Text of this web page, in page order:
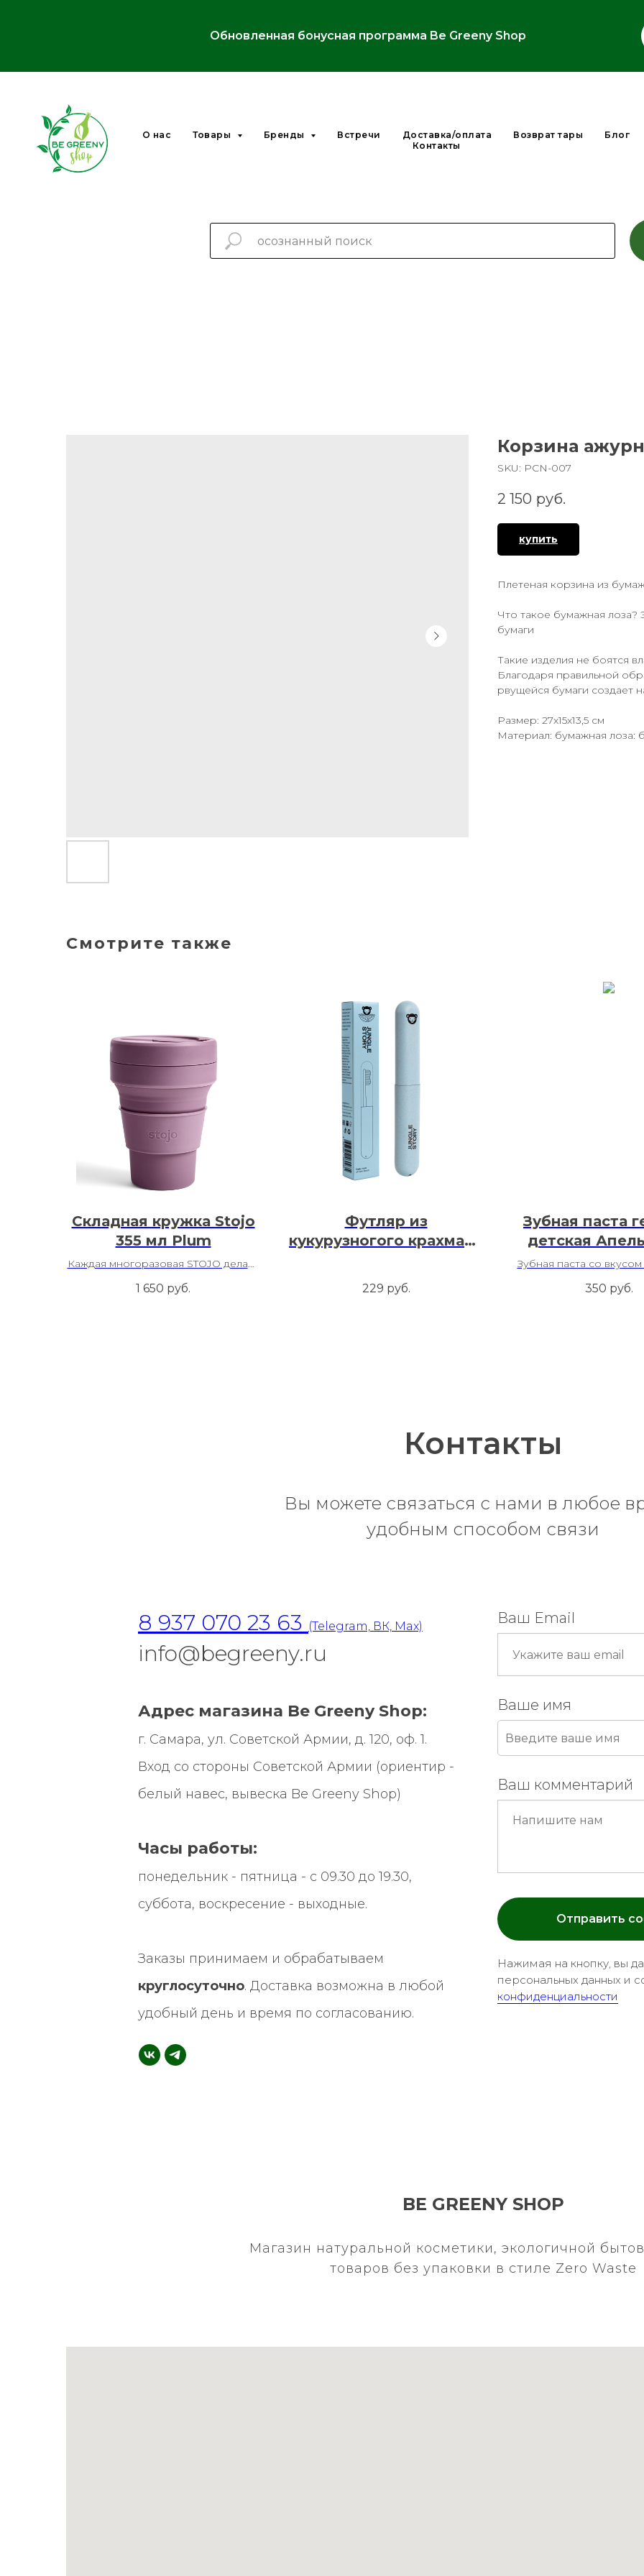
Обновленная бонусная программа Be Greeny Shop
О нас Товары Бренды Встречи Доставка/оплата Возврат тары Блог
Контакты
Корзина
SKU: PCN-007
2 150 руб.
купить
Плетеная корзина из
Что такое бумажная лоза?
бумаги
Такие изделия не боятся
Благодаря правильной
рвущейся бумаги создает
Размер: 27х15х13,5 см
Материал: бумажная лоза:
Смотрите также
Складная кружка Stojo
355 мл Plum
Каждая многоразовая STOJO делает
1 650 руб.
Футляр из
кукурузногого крахмала
229 руб.
Зубная паста
детская
Зубная паста со вкусом
350 руб.
Контакты
Вы можете связаться с нами в любое
удобным способом связи
8 937 070 23 63 (Telegram, ВК, Max)
info@begreeny.ru
Адрес магазина Be Greeny Shop:
г. Самара, ул. Советской Армии, д. 120, оф. 1.
Вход со стороны Советской Армии (ориентир -
белый навес, вывеска Be Greeny Shop)
Часы работы:
понедельник - пятница - с 09.30 до 19.30,
суббота, воскресение - выходные.
Заказы принимаем и обрабатываем
круглосуточно. Доставка возможна в любой
удобный день и время по согласованию.
Ваш Email
Ваше имя
Ваш комментарий
Отправить
Нажимая на кнопку, вы
персональных данных и
конфиденциальности
BE GREENY SHOP
Магазин натуральной косметики, экологичной
товаров без упаковки в стиле Zero Waste